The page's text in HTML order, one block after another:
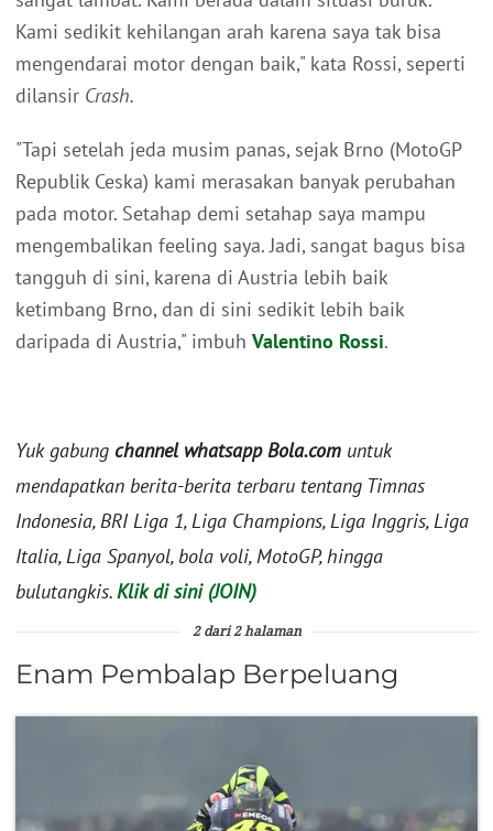
Kami sedikit kehilangan arah karena saya tak bisa
mengendarai motor dengan baik," kata Rossi, seperti
dilansir Crash.
"Tapi setelah jeda musim panas, sejak Brno (MotoGP
Republik Ceska) kami merasakan banyak perubahan
pada motor. Setahap demi setahap saya mampu
mengembalikan feeling saya. Jadi, sangat bagus bisa
tangguh di sini, karena di Austria lebih baik
ketimbang Brno, dan di sini sedikit lebih baik
daripada di Austria," imbuh Valentino Rossi.
Yuk gabung channel whatsapp Bola.com untuk
mendapatkan berita-berita terbaru tentang Timnas
Indonesia, BRI Liga 1, Liga Champions, Liga Inggris, Liga
Italia, Liga Spanyol, bola voli, MotoGP, hingga
bulutangkis.Klik di sini (JOIN)
2 dari 2 halaman
Enam Pembalap Berpeluang